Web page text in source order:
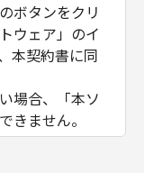
ボタンをクリ
ウェア」のイ
本契約書に同
場合、「本ソ
きません。